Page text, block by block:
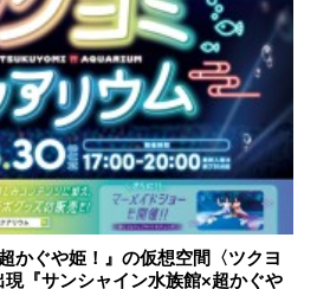
かぐや姫！』の仮想空間〈ツクヨ
現『サンシャイン水族館×超かぐや